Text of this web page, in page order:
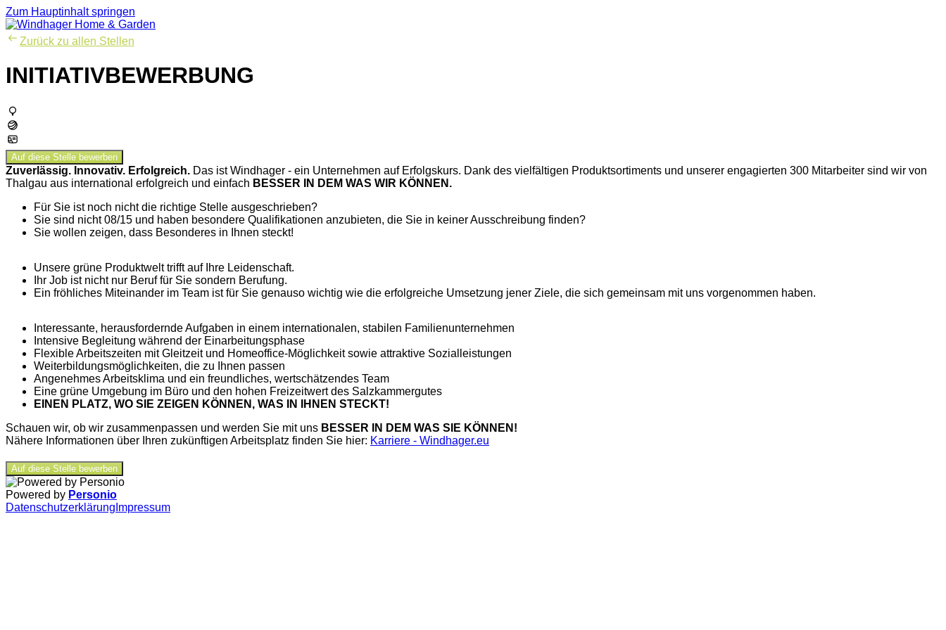
Zum Hauptinhalt springen
Zurück zu allen Stellen
INITIATIVBEWERBUNG
Auf diese Stelle bewerben
Zuverlässig. Innovativ. Erfolgreich. Das ist Windhager - ein Unternehmen auf Erfolgskurs. Dank des vielfältigen Produktsortiments und unserer engagierten 300 Mitarbeiter sind wir von
Thalgau aus international erfolgreich und einfach BESSER IN DEM WAS WIR KÖNNEN.
Für Sie ist noch nicht die richtige Stelle ausgeschrieben?
Sie sind nicht 08/15 und haben besondere Qualifikationen anzubieten, die Sie in keiner Ausschreibung finden?
Sie wollen zeigen, dass Besonderes in Ihnen steckt!
Unsere grüne Produktwelt trifft auf Ihre Leidenschaft.
Ihr Job ist nicht nur Beruf für Sie sondern Berufung.
Ein fröhliches Miteinander im Team ist für Sie genauso wichtig wie die erfolgreiche Umsetzung jener Ziele, die sich gemeinsam mit uns vorgenommen haben.
Interessante, herausfordernde Aufgaben in einem internationalen, stabilen Familienunternehmen
Intensive Begleitung während der Einarbeitungsphase
Flexible Arbeitszeiten mit Gleitzeit und Homeoffice-Möglichkeit sowie attraktive Sozialleistungen
Weiterbildungsmöglichkeiten, die zu Ihnen passen
Angenehmes Arbeitsklima und ein freundliches, wertschätzendes Team
Eine grüne Umgebung im Büro und den hohen Freizeitwert des Salzkammergutes
EINEN PLATZ, WO SIE ZEIGEN KÖNNEN, WAS IN IHNEN STECKT!
Schauen wir, ob wir zusammenpassen und werden Sie mit uns BESSER IN DEM WAS SIE KÖNNEN!
Nähere Informationen über Ihren zukünftigen Arbeitsplatz finden Sie hier: Karriere - Windhager.eu
Auf diese Stelle bewerben
Powered by Personio
Datenschutzerklärung Impressum